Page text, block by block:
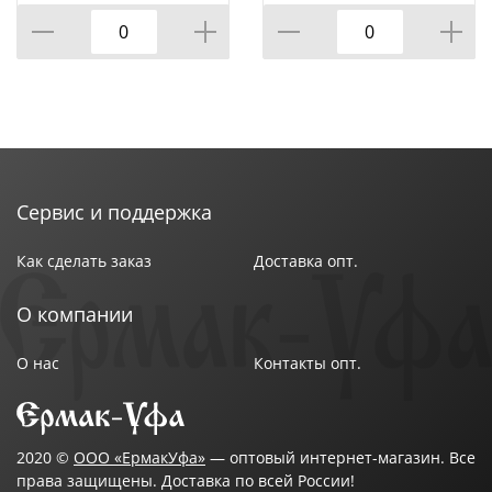
Сервис и поддержка
Как сделать заказ Доставка опт.
О компании
О нас Контакты опт.
2020 © ООО «ЕрмакУфа» — оптовый интернет-магазин. Все
права защищены. Доставка по всей России!